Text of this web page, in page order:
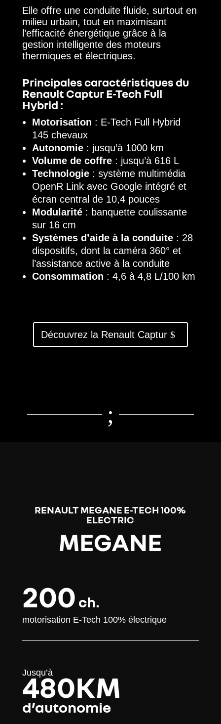
Elle offre une conduite fluide, surtout en
milieu urbain, tout en maximisant
l’efficacité énergétique grâce à la
gestion intelligente des moteurs
thermiques et électriques.
Principales caractéristiques du
Renault Captur E-Tech Full
Hybrid :
Motorisation : E-Tech Full Hybrid
145 chevaux
Autonomie: jusqu’à 1000 km
Volume de coffre: jusqu’à 616 L
Technologie: système multimédia
OpenR Link avec Google intégré et
écran central de 10,4 pouces
Modularité: banquette coulissante
sur 16 cm
Systèmes d’aide à la conduite: 28
dispositifs, dont la caméra 360° et
l’assistance active à la conduite
Consommation : 4,6 à 4,8 L/100 km
Découvrez la Renault Captur
;
RENAULT MEGANE E-TECH 100%
ELECTRIC
MEGANE
200 ch.
motorisation E-Tech 100% électrique
Jusqu’à
480KM
d’autonomie